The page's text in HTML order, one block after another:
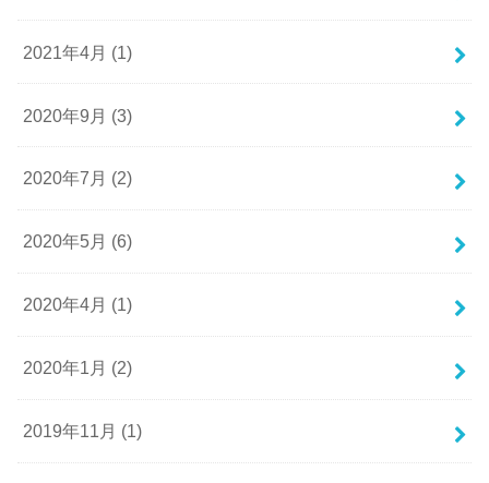
2021年4月 (1)
2020年9月 (3)
2020年7月 (2)
2020年5月 (6)
2020年4月 (1)
2020年1月 (2)
2019年11月 (1)